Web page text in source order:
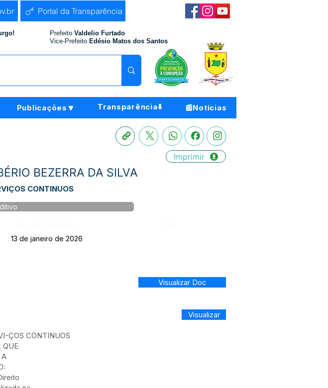
Portal da Transparência
Prefeito Valdelio Furtado
Vice-Prefeito Edésio Matos dos Santos
Publicações🔽 Transparência⬇️ 📰Notícias
Imprimir
BEZERRA DA SILVA
CONTINUOS
13 de janeiro de 2026
Visualizar Doc
ÇOS CONTINUOS
QUE
A
Visualizar